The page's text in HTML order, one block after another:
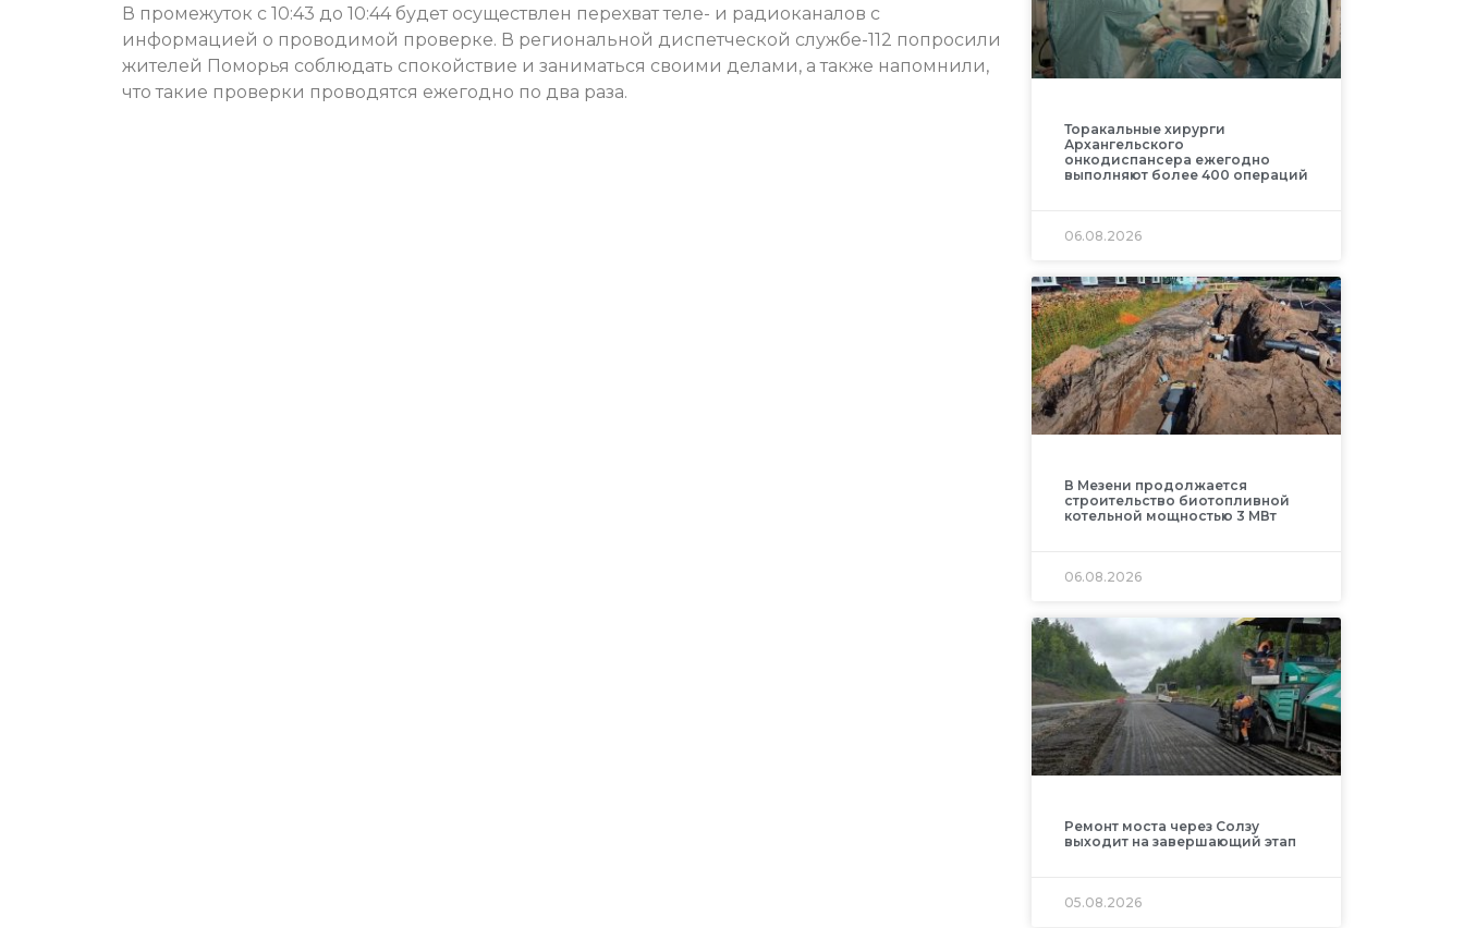
В промежуток с 10:43 до 10:44 будет осуществлен перехват теле- и радиоканалов с
информацией о проводимой проверке. В региональной диспетческой службе-112 попросили
жителей Поморья соблюдать спокойствие и заниматься своими делами, а также напомнили,
что такие проверки проводятся ежегодно по два раза.
Торакальные хирурги
Архангельского
онкодиспансера ежегодно
выполняют более 400 операций
06.08.2026
В Мезени продолжается
строительство биотопливной
котельной мощностью 3 МВт
06.08.2026
Ремонт моста через Солзу
выходит на завершающий этап
05.08.2026